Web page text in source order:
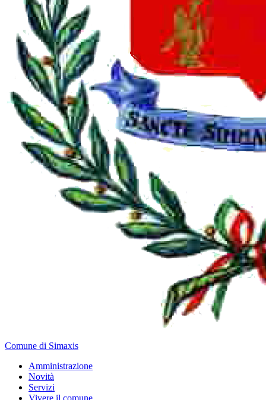
Comune di Simaxis
Amministrazione
Novità
Servizi
Vivere il comune